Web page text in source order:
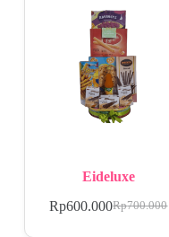
Eideluxe
Rp700.000
Rp600.000